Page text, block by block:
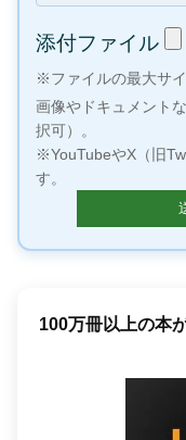
添付ファイル
※ファイルの最大サイ
画像やドキュメント
択可）。
※YouTubeやX（旧
す。
100万冊以上の本